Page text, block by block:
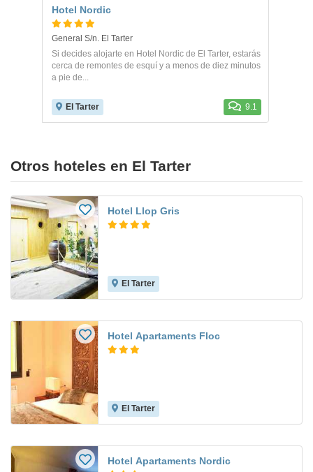
Hotel Nordic
General S/n. El Tarter
Si decides alojarte en Hotel Nordic de El Tarter, estarás
cerca de remontes de esquí y a menos de diez minutos
a pie de...
El Tarter 9.1
Otros hoteles en El Tarter
Hotel Llop Gris
El Tarter
Hotel Apartaments Floc
El Tarter
Hotel Apartaments Nordic